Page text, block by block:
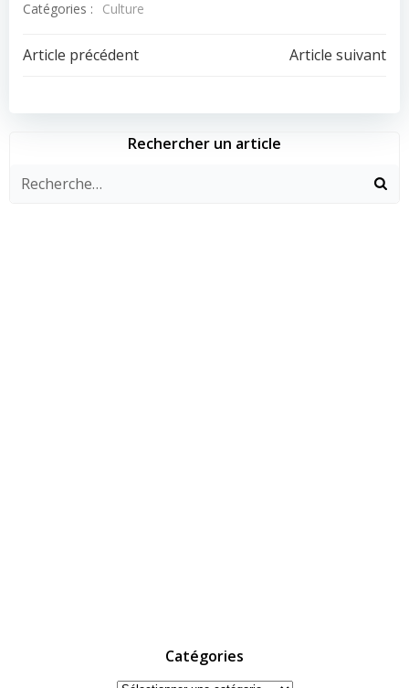
Catégories : Culture
Navigation
de
l’article
Article précédent
Navigation
de
l’article
Article suivant
Rechercher un article
Catégories